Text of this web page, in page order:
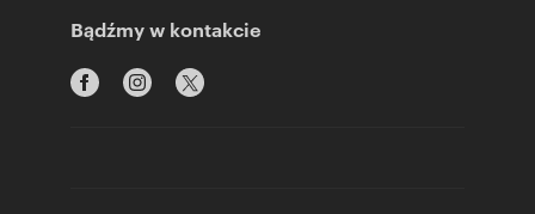
Bądźmy w kontakcie